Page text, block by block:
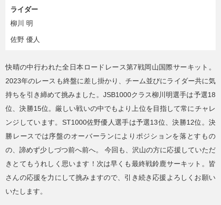
ライダー
柳川 明
佐野 優人
快晴の中行われた全日本ロードレース第7戦岡山国際サーキット。
2023年のレースも終盤に差し掛かり、チーム並びにライダー共に気
持ちを引き締めて挑みました。JSB1000クラス柳川明選手は予選18
位、決勝15位。厳しい戦いの中でもより上位を目指して常にチャレ
ンジしています。ST1000佐野優人選手は予選13位、決勝12位。決
勝レースでは序盤のオーバーランによりポジションを落とすもの
の、諦めず少しづつ前へ前へ。
今回も、沢山の方に応援していただ
きとてもうれしく思います！次は早くも最終戦鈴鹿サーキット。皆
さんの応援を力にして挑みますので、引き続き応援よろしくお願い
いたします。